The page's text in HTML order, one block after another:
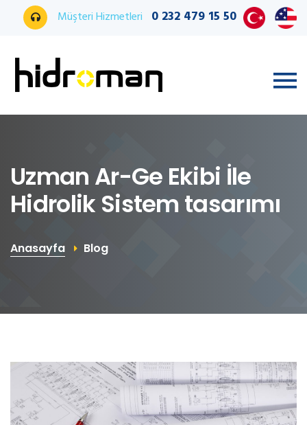
Müşteri Hizmetleri 0 232 479 15 50
Uzman Ar-Ge Ekibi İle
Hidrolik Sistem tasarımı
Anasayfa Blog